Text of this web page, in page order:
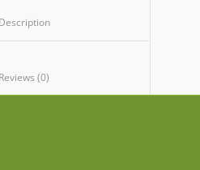
						Description